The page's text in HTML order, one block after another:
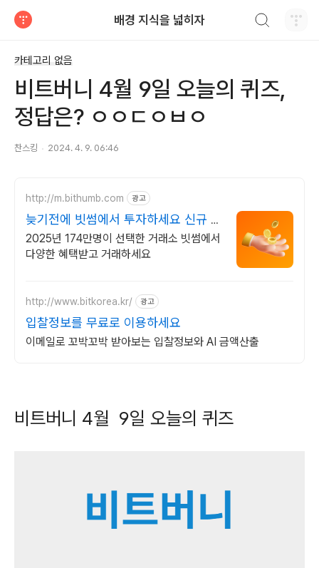
배경 지식을 넓히자
카테고리 없음
비트버니 4월 9일 오늘의 퀴즈,
정답은? ㅇㅇㄷㅇㅂㅇ
찬스킹 2024. 4. 9. 06:46
http://m.bithumb.com 광고
늦기전에 빗썸에서 투자하세요 신규 가
입 시 5만원 혜택
2025년 174만명이 선택한 거래소 빗썸에서
다양한 혜택받고 거래하세요
http://www.bitkorea.kr/ 광고
입찰정보를 무료로 이용하세요
이메일로 꼬박꼬박 받아보는 입찰정보와 AI 금액산출
비트버니 4월 9일 오늘의 퀴즈